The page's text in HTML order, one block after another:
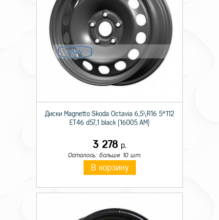
Диски Magnetto Skoda Octavia 6,5\R16 5*112
ET46 d57,1 black [16005 AM]
3 278 р.
Осталось: больше 10 шт.
В корзину